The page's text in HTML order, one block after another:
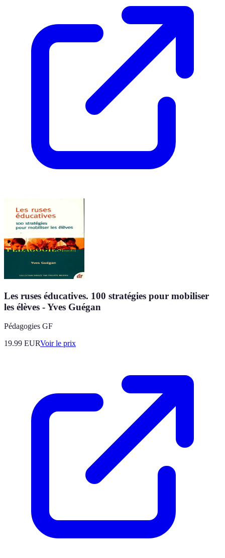
Les ruses éducatives. 100 stratégies pour mobiliser
les élèves - Yves Guégan
Pédagogies GF
19.99 EURVoir le prix